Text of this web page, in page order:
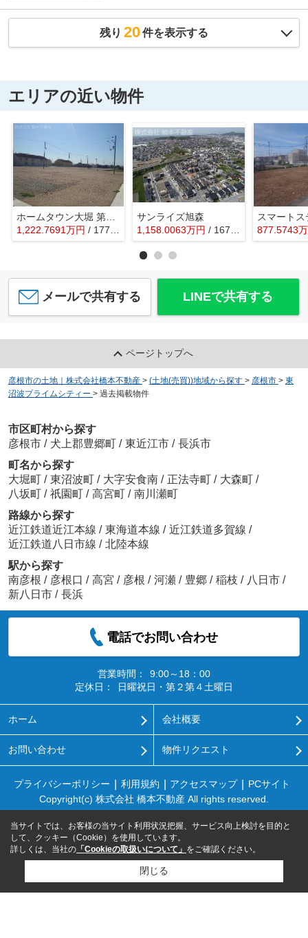
残り 20件を表示する
エリアの近い物件
ホームタウン大堀 第Ⅲ期
1,222.7691万円 / 177.29㎡
サンライズ旭森
1,158.0063万円 / 167.90㎡ 877.5743万
メールで共有する LINEで共有する
ページトップへ
彦根市の土地｜株式会社橋本不動産 > (土地(売買))地域から探す > 彦根市 > 東
沼波プライムシティー > 過去掲載物件
市区町村から探す
彦根市 / 犬上郡豊郷町 / 東近江市 / 長浜市
町名から探す
大堀町 / 東沼波町 / 大字安食南 / 正法寺町 / 大森町 /
八坂町 / 祇園町 / 高宮町 / 南川瀬町
路線から探す
近江鉄道近江本線 / 東海道本線 / 近江鉄道多賀線 /
近江鉄道八日市線 / 北陸本線
駅から探す
南彦根 / 彦根口 / 高宮 / 彦根 / 河瀬 / 豊郷 / 稲枝 / 八日市 /
新八日市 / 長浜
電話でお問い合わせ
営業時間：
9:00～18：00
定休日：
日曜祝日・第２第４土曜日
ホーム 会社概要
お問い合わせ 物件リクエスト
プライバシーポリシー 利用規約 アクセスマップ
PCサイト
Copyright(c) 株式会社 橋本不動産 All rights reserved.
当サイトでは、お客様の当サイト利用状況把握、サービス向上検討を目的と
して、クッキー（Cookie）を使用しています。
詳しくは、当社の 「Cookieの取扱いについて」 をご確認ください。
閉じる